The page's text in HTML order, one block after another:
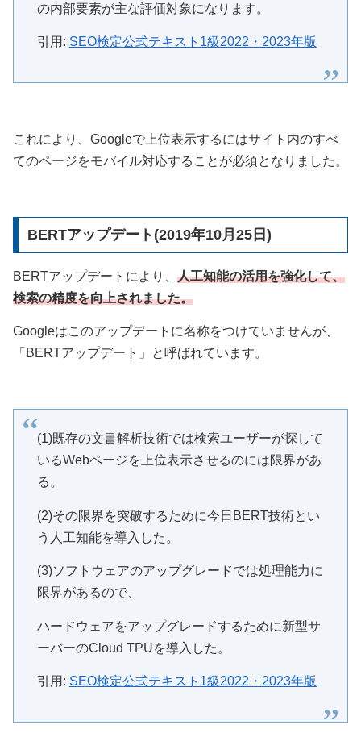
の内部要素が主な評価対象になります。
引用: SEO検定公式テキスト1級2022・2023年版
これにより、Googleで上位表示するにはサイト内のすべ
てのページをモバイル対応することが必須となりました。
BERTアップデート(2019年10月25日)
BERTアップデートにより、 人工知能の活用を強化して、
検索の精度を向上されました。
Googleはこのアップデートに名称をつけていませんが、
「BERTアップデート」と呼ばれています。
(1)既存の文書解析技術では検索ユーザーが探して
いるWebページを上位表示させるのには限界があ
る。
(2)その限界を突破するために今日BERT技術とい
う人工知能を導入した。
(3)ソフトウェアのアップグレードでは処理能力に
限界があるので、
ハードウェアをアップグレードするために新型サ
ーバーのCloud TPUを導入した。
引用: SEO検定公式テキスト1級2022・2023年版